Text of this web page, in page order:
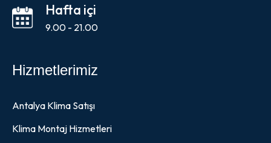
Hafta içi
9.00 - 21.00
Hizmetlerimiz
Antalya Klima Satışı
Klima Montaj Hizmetleri